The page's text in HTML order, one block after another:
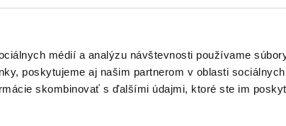
médií a analýzu návštevnosti používame
poskytujeme aj našim partnerom v oblasti sociálnych
skombinovať s ďalšími údajmi, ktoré ste im
kŕmny voz
kŕmny voz s výkonom
202 koní.